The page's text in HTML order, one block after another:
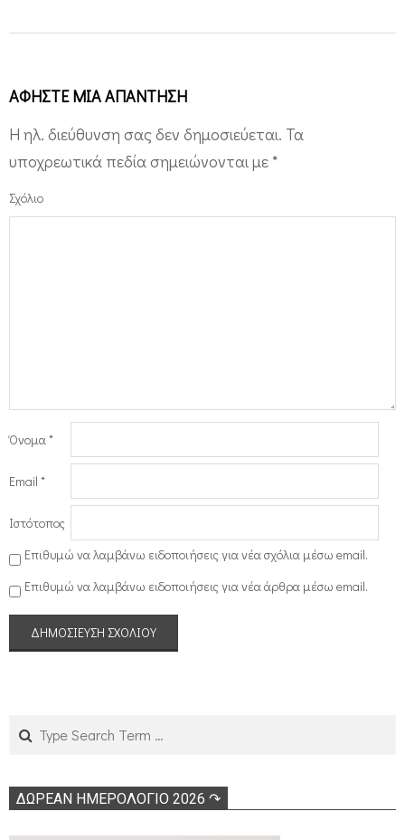
ΑΦΉΣΤΕ ΜΙΑ ΑΠΆΝΤΗΣΗ
Η ηλ. διεύθυνση σας δεν δημοσιεύεται. Τα
υποχρεωτικά πεδία σημειώνονται με *
Σχόλιο
Όνομα*
Email *
Ιστότοπος
Επιθυμώ να λαμβάνω ειδοποιήσεις για νέα σχόλια μέσω email.
Επιθυμώ να λαμβάνω ειδοποιήσεις για νέα άρθρα μέσω email.
ΔΩΡΕΑΝ ΗΜΕΡΟΛΟΓΙΟ 2026 ↷